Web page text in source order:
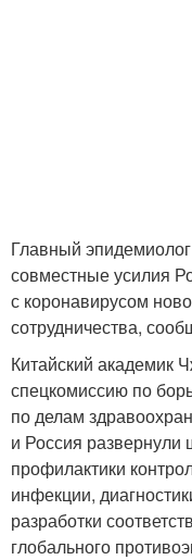
Главный
совместные усилия
с коронавирусом
сотрудничества,
Китайский академик
спецкомиссию по
по делам
и Россия развернули
профилактики
инфекции,
разработки
глобального